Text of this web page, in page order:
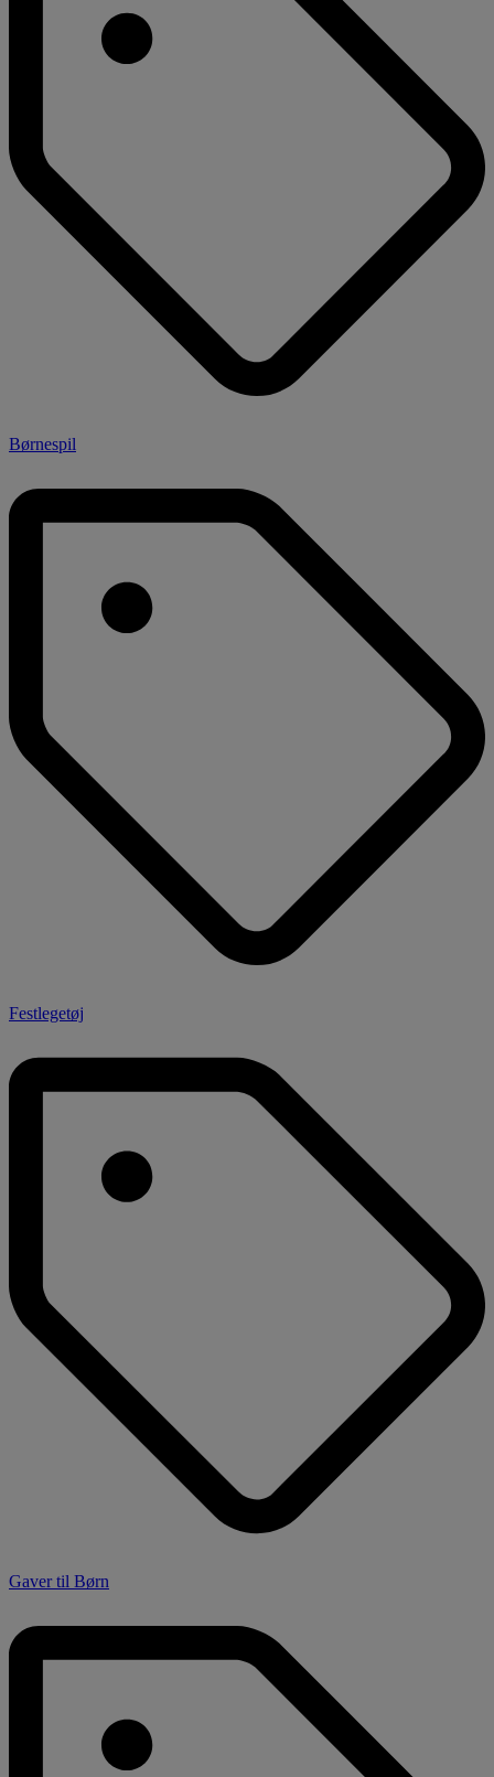
Børnespil
Festlegetøj
Gaver til Børn